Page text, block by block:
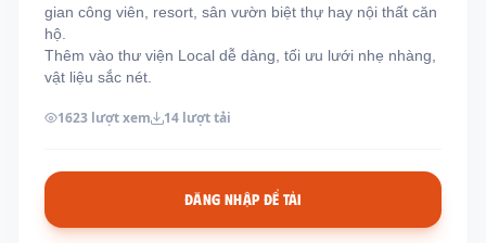
gian công viên, resort, sân vườn biệt thự hay nội thất căn
hộ.
Thêm vào thư viện Local dễ dàng, tối ưu lưới nhẹ nhàng,
vật liệu sắc nét.
1623 lượt xem 14 lượt tải
ĐĂNG NHẬP ĐỂ TẢI